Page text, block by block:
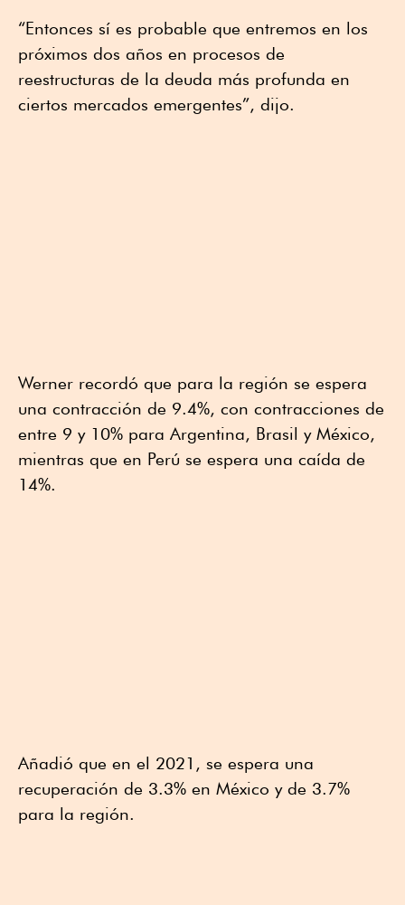
“Entonces sí es probable que entremos en los
próximos dos años en procesos de
reestructuras de la deuda más profunda en
ciertos mercados emergentes”, dijo.
Werner recordó que para la región se espera
una contracción de 9.4%, con contracciones de
entre 9 y 10% para Argentina, Brasil y México,
mientras que en Perú se espera una caída de
14%.
Añadió que en el 2021, se espera una
recuperación de 3.3% en México y de 3.7%
para la región.